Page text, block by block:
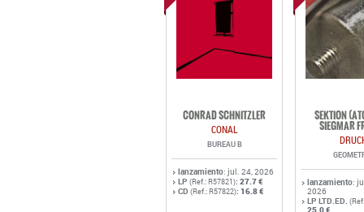
CONRAD SCHNITZLER
CONAL
BUREAU B
lanzamiento: jul. 24, 2026
LP (Ref.: R57821): 27.7 €
CD (Ref.: R57822): 16.8 €
SEKTION
SIEGMAR
lanzamiento:
2026
LP LTD.ED.
25.0 €